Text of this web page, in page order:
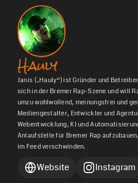
Hauly
Janis („Hauly“) ist Gründer und
sich in der Bremer Rap-Szene und will
umzu wohlwollend, meinungsfrei und
Mediengestalter, Entwickler und
Webentwicklung, KI und
Anlaufstelle für Bremer Rap
im Feed verschwinden.
Website Instagram